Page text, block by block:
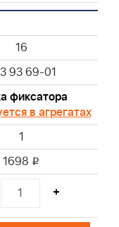
16
93 69-01
фиксатора
в агрегатах
1
1698 i
+